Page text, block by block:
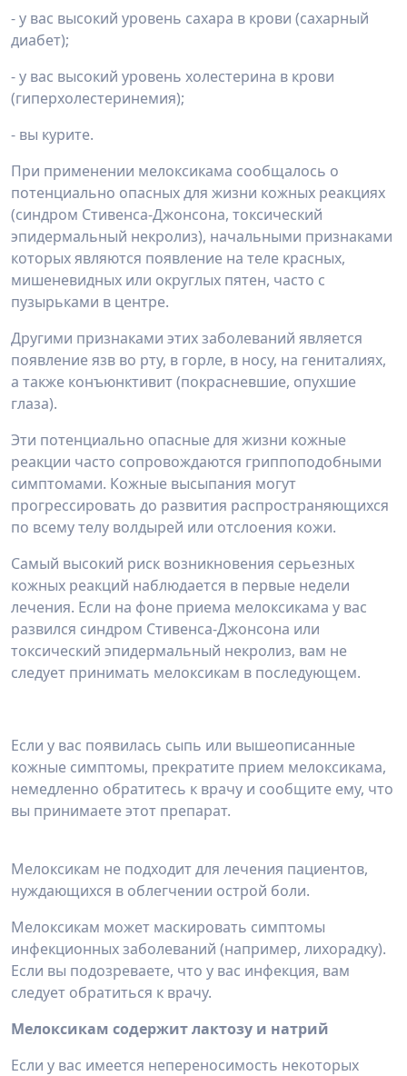
- у вас высокий уровень сахара в крови (сахарный
диабет);
- у вас высокий уровень холестерина в крови
(гиперхолестеринемия);
- вы курите.
При применении мелоксикама сообщалось о
потенциально опасных для жизни кожных реакциях
(синдром Стивенса-Джонсона, токсический
эпидермальный некролиз), начальными признаками
которых являются появление на теле красных,
мишеневидных или округлых пятен, часто с
пузырьками в центре.
Другими признаками этих заболеваний является
появление язв во рту, в горле, в носу, на гениталиях,
а также конъюнктивит (покрасневшие, опухшие
глаза).
Эти потенциально опасные для жизни кожные
реакции часто сопровождаются гриппоподобными
симптомами. Кожные высыпания могут
прогрессировать до развития распространяющихся
по всему телу волдырей или отслоения кожи.
Самый высокий риск возникновения серьезных
кожных реакций наблюдается в первые недели
лечения. Если на фоне приема мелоксикама у вас
развился синдром Стивенса-Джонсона или
токсический эпидермальный некролиз, вам не
следует принимать мелоксикам в последующем.
Если у вас появилась сыпь или вышеописанные
кожные симптомы, прекратите прием мелоксикама,
немедленно обратитесь к врачу и сообщите ему, что
вы принимаете этот препарат.
Мелоксикам не подходит для лечения пациентов,
нуждающихся в облегчении острой боли.
Мелоксикам может маскировать симптомы
инфекционных заболеваний (например, лихорадку).
Если вы подозреваете, что у вас инфекция, вам
следует обратиться к врачу.
Мелоксикам содержит лактозу и натрий
Если у вас имеется непереносимость некоторых